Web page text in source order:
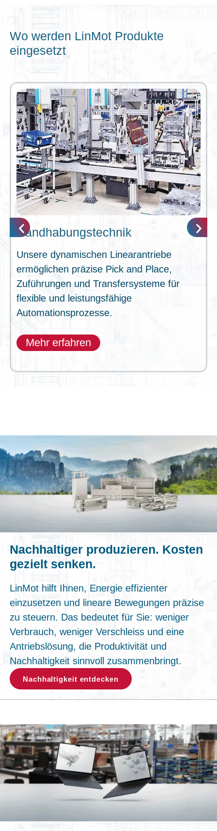
Wo werden LinMot Produkte
eingesetzt
Handhabungstechnik
Unsere dynamischen Linearantriebe
ermöglichen präzise Pick and Place,
Zuführungen und Transfersysteme für
flexible und leistungsfähige
Automationsprozesse.
Mehr erfahren
Nachhaltiger produzieren. Kosten
gezielt senken.
LinMot hilft Ihnen, Energie effizienter
einzusetzen und lineare Bewegungen präzise
zu steuern. Das bedeutet für Sie: weniger
Verbrauch, weniger Verschleiss und eine
Antriebslösung, die Produktivität und
Nachhaltigkeit sinnvoll zusammenbringt.
Nachhaltigkeit entdecken